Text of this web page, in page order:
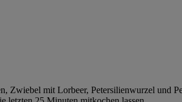
Zwiebel mit Lorbeer, Petersilienwurzel und